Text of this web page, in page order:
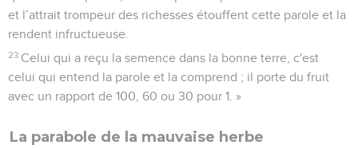
et l’attrait trompeur des richesses étouffent cette parole et la
rendent infructueuse.
23 Celui qui a reçu la semence dans la bonne terre, c'est
celui qui entend la parole et la comprend ; il porte du fruit
avec un rapport de 100, 60 ou 30 pour 1. »
La parabole de la mauvaise herbe